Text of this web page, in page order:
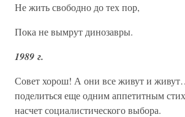
Не жить свободно до тех пор,
Пока не вымрут динозавры.
1989 г.
Совет хорош! А они все живут и
поделиться еще одним аппетитным
насчет социалистического выбора.